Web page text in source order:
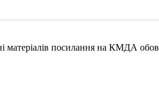
матеріалів посилання на КМДА